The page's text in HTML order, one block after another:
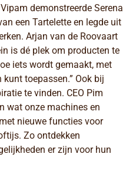
demonstreerde Serena
een Tartelette en legde uit
Arjan van de Roovaart
is dé plek om producten te
iets wordt gemaakt, met
toepassen.” Ook bij
te vinden. CEO Pim
wat onze machines en
nieuwe functies voor
Zo ontdekken
er zijn voor hun